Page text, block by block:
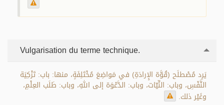
Vulgarisation du terme technique.
يَرِد مُصْطلَح (قُوَّة الإِرادَةِ) في مَواضِعَ مُخْتَلِفَةٍ، منها: باب: تَزْكِيَة
النَّفْسِ، وباب: النِّيّات، وباب: الدَّعْوَة إلى اللهِ، وباب: طَلَب العِلْمِ،
وغَيْر ذلك.